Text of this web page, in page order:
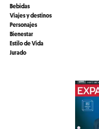
Bebidas
Viajes y destinos
Personajes
Bienestar
Estilo de Vida
Jurado